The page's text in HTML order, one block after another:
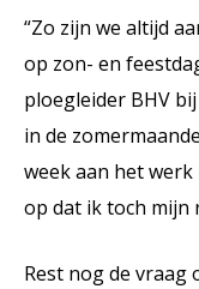
“Zo zijn we altijd
op zon- en
ploegleider BHV
in de
week aan het
op dat ik toch mijn
Rest nog de vraag